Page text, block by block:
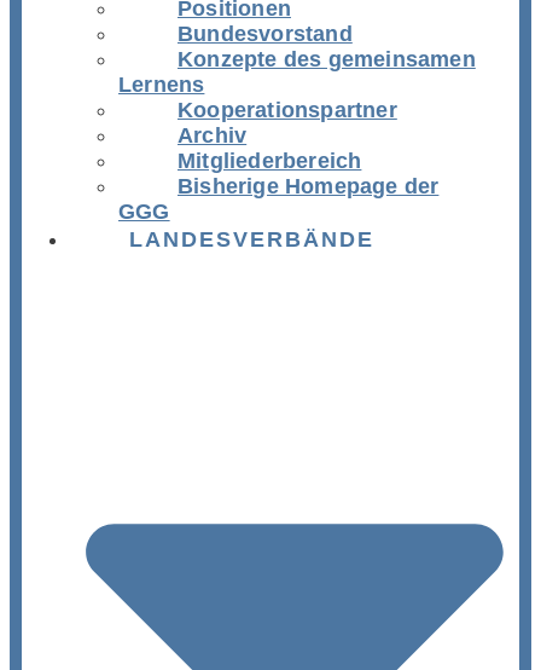
Positionen
Bundesvorstand
Konzepte des gemeinsamen
Lernens
Kooperationspartner
Archiv
Mitgliederbereich
Bisherige Homepage der
GGG
LANDESVERBÄNDE